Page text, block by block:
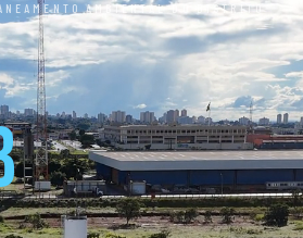
AMBIENTAL DO DISTRITO